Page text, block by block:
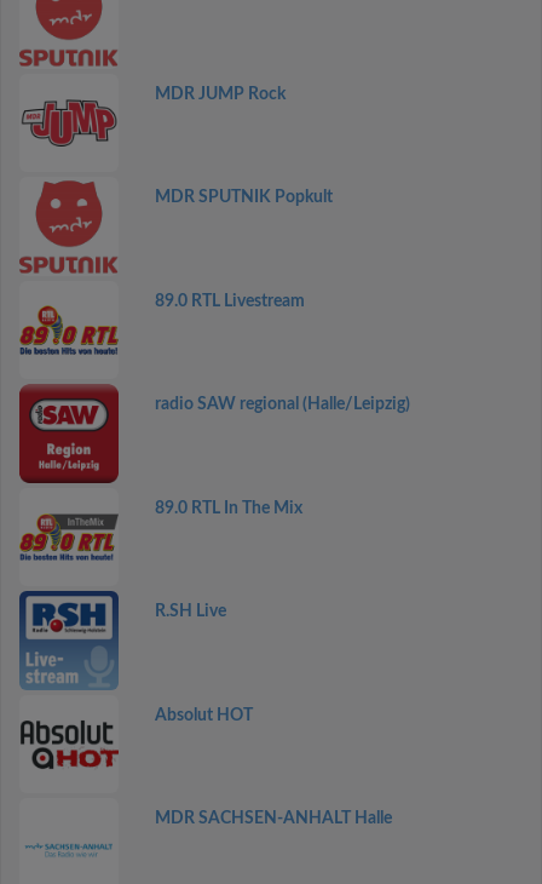
MDR JUMP Rock
MDR SPUTNIK Popkult
89.0 RTL Livestream
radio SAW regional (Halle/Leipzig)
89.0 RTL In The Mix
R.SH Live
Absolut HOT
MDR SACHSEN-ANHALT Halle